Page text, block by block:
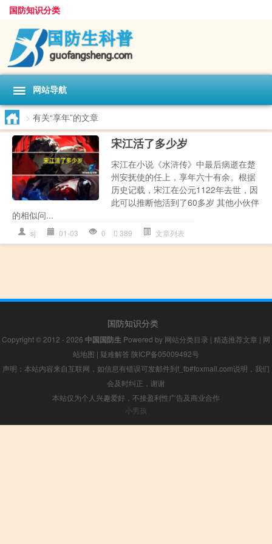
国防知识分类
网站导航
> 有关“享年”的文章
宋江活了多少岁
宋江在小说《水浒传》中最后病逝在楚
州安抚使的任上，享年六十有余。根据
历史记载，宋江在公元1122年去世，因
此可以推断他活到了60多岁 其他小伙伴
的相似问...
sj 01-03 0 389 文章列表
国防知识分类
Copyright © 2012 - 2026 中国国防生 Powered by 网站分类目录 | 精选推荐文章 | 网
站地图 | 疑难解答 陕ICP备05009492号
声明：本站内容来自互联网，如信息有错误可发邮件到f_fb#foxmail.com说明，我们
会及时纠正，谢谢
本站仅为个人兴趣爱好，不接盈利性广告及商业合作
小男孩